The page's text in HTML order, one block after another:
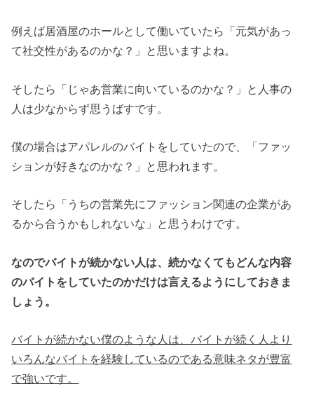
例えば居酒屋のホールとして働いていたら「元気があっ
て社交性があるのかな？」と思いますよね。
そしたら「じゃあ営業に向いているのかな？」と人事の
人は少なからず思うばすです。
僕の場合はアパレルのバイトをしていたので、「ファッ
ションが好きなのかな？」と思われます。
そしたら「うちの営業先にファッション関連の企業があ
るから合うかもしれないな」と思うわけです。
なのでバイトが続かない人は、続かなくてもどんな内容
のバイトをしていたのかだけは言えるようにしておきま
しょう。
バイトが続かない僕のような人は、バイトが続く人より
いろんなバイトを経験しているのである意味ネタが豊富
で強いです。